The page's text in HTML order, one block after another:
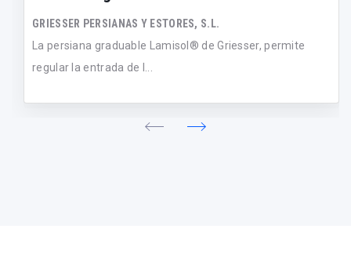
GRIESSER PERSIANAS Y ESTORES, S.L.
La persiana graduable Lamisol® de Griesser, permite
regular la entrada de l...